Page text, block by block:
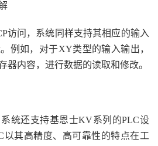
访问，系统同样支持其相应的输入
例如，对于XY类型的输入输出，
器内容，进行数据的读取和修改。
统还支持基恩士KV系列的PLC设
其高精度、高可靠性的特点在工